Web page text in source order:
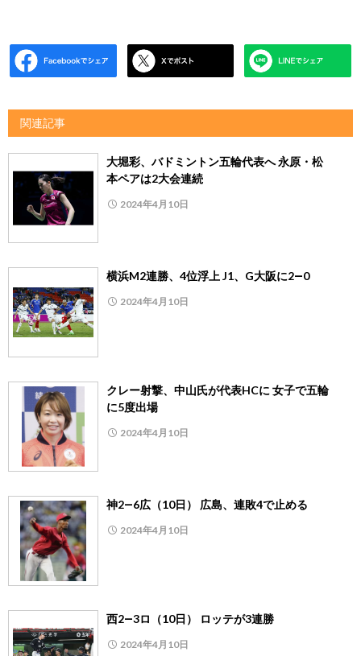
関連記事
大堀彩、バドミントン五輪代表へ 永原・松
本ペアは2大会連続
2024年4月10日
横浜M2連勝、4位浮上 J1、G大阪に2―0
2024年4月10日
クレー射撃、中山氏が代表HCに 女子で五輪
に5度出場
2024年4月10日
神2―6広（10日） 広島、連敗4で止める
2024年4月10日
西2―3ロ（10日） ロッテが3連勝
2024年4月10日